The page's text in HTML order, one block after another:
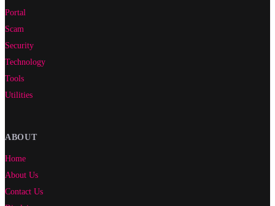
Portal
Scam
Security
Technology
Tools
Utilities
ABOUT
Home
About Us
Contact Us